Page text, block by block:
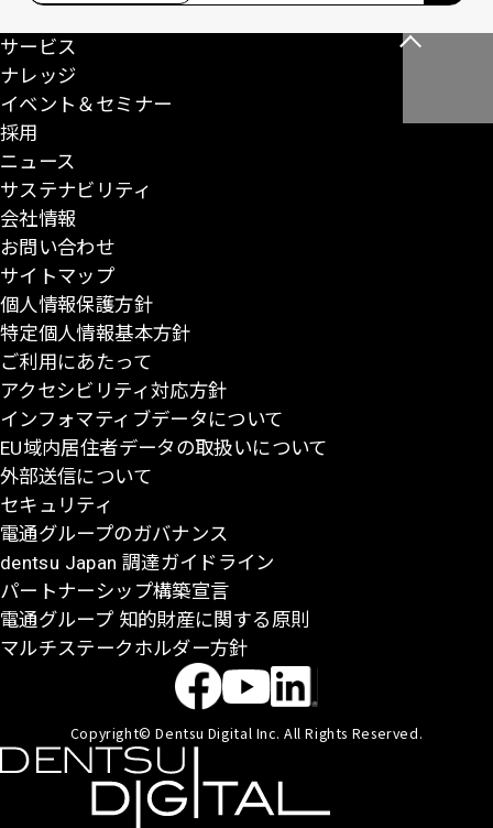
こ
サービス
ナレッジ
イベント＆セミナー
採用
ニュース
サステナビリティ
会社情報
お問い合わせ
サイトマップ
個人情報保護方針
特定個人情報基本方針
ご利用にあたって
アクセシビリティ対応方針
インフォマティブデータについて
EU域内居住者データの取扱いについて
外部送信について
セキュリティ
電通グループのガバナンス
dentsu Japan 調達ガイドライン
パートナーシップ構築宣言
電通グループ 知的財産に関する原則
マルチステークホルダー方針
Copyright© Dentsu Digital Inc. All Rights Reserved.